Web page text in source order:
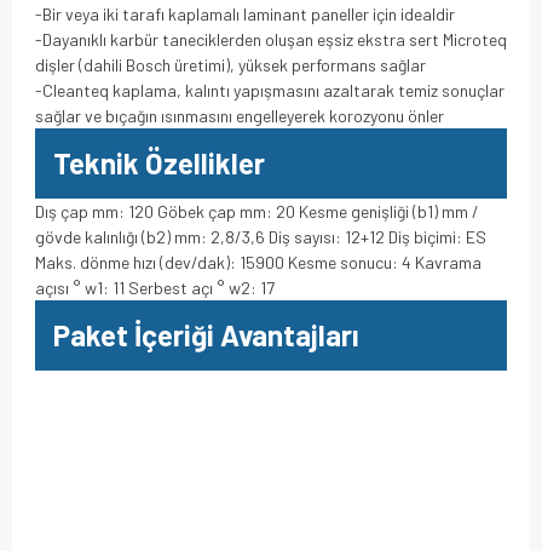
-Bir veya iki tarafı kaplamalı laminant paneller için idealdir
-Dayanıklı karbür taneciklerden oluşan eşsiz ekstra sert Microteq
dişler (dahili Bosch üretimi), yüksek performans sağlar
-Cleanteq kaplama, kalıntı yapışmasını azaltarak temiz sonuçlar
sağlar ve bıçağın ısınmasını engelleyerek korozyonu önler
Teknik Özellikler
Dış çap mm: 120 Göbek çap mm: 20 Kesme genişliği (b1) mm /
gövde kalınlığı (b2) mm: 2,8/3,6 Diş sayısı: 12+12 Diş biçimi: ES
Maks. dönme hızı (dev/dak): 15900 Kesme sonucu: 4 Kavrama
açısı ° w1: 11 Serbest açı ° w2: 17
Paket İçeriği Avantajları